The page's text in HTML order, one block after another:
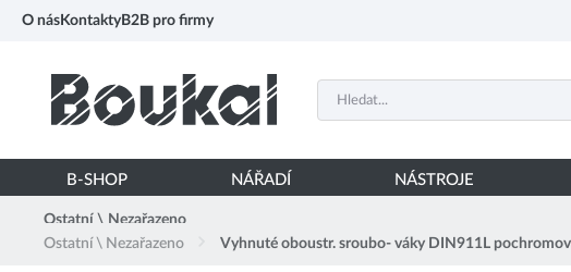
O nás Kontakty B2B pro firmy
B-SHOP NÁŘADÍ NÁSTROJE
Ostatní \ Nezařazeno
Ostatní \ Nezařazeno
Vyhnuté oboustr. sroubo- váky DIN911L